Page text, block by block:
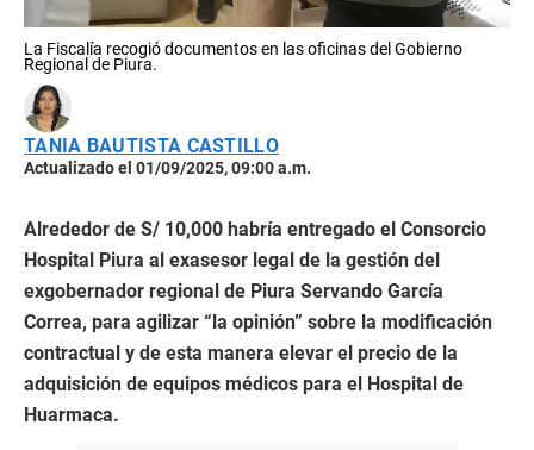
La Fiscalía recogió documentos en las oficinas del Gobierno
Regional de Piura.
TANIA BAUTISTA CASTILLO
Actualizado el 01/09/2025, 09:00 a.m.
Alrededor de S/ 10,000 habría entregado el Consorcio
Hospital Piura al exasesor legal de la gestión del
exgobernador regional de Piura Servando García
Correa, para agilizar “la opinión” sobre la modificación
contractual y de esta manera elevar el precio de la
adquisición de equipos médicos para el Hospital de
Huarmaca.